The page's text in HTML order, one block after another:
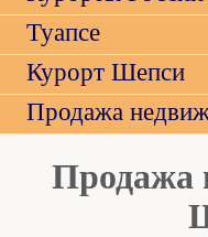
Туапсе
Курорт Шепси
Продажа
Продажа